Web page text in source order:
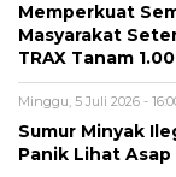
Memperkuat
Masyarakat
TRAX Tanam
Minggu, 5 Juli 2026 -
Sumur Minyak
Panik Lihat